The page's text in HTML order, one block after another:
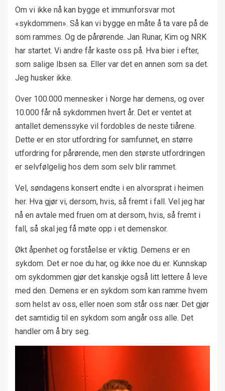
Om vi ikke nå kan bygge et immunforsvar mot
«sykdommen». Så kan vi bygge en måte å ta vare på de
som rammes. Og de pårørende. Jan Runar, Kim og NRK
har startet. Vi andre får kaste oss på. Hva bier i efter,
som salige Ibsen sa. Eller var det en annen som sa det.
Jeg husker ikke.
Over 100.000 mennesker i Norge har demens, og over
10.000 får nå sykdommen hvert år. Det er ventet at
antallet demenssyke vil fordobles de neste tiårene.
Dette er en stor utfordring for samfunnet, en større
utfordring for pårørende, men den største utfordringen
er selvfølgelig hos dem som selv blir rammet.
Vel, søndagens konsert endte i en alvorsprat i heimen
her. Hva gjør vi, dersom, hvis, så fremt i fall. Vel jeg har
nå en avtale med fruen om at dersom, hvis, så fremt i
fall, så skal jeg få møte opp i et demenskor.
Økt åpenhet og forståelse er viktig. Demens er en
sykdom. Det er noe du har, og ikke noe du er. Kunnskap
om sykdommen gjør det kanskje også litt lettere å leve
med den. Demens er en sykdom som kan ramme hvem
som helst av oss, eller noen som står oss nær. Det gjør
det samtidig til en sykdom som angår oss alle. Det
handler om å bry seg.